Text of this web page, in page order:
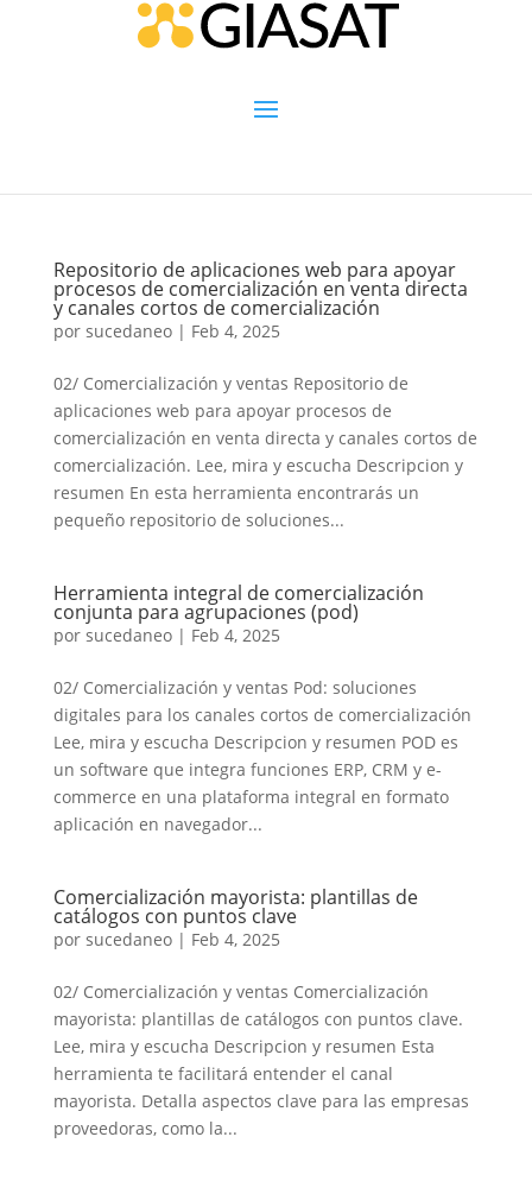
Repositorio de aplicaciones web para apoyar
procesos de comercialización en venta directa
y canales cortos de comercialización
por sucedaneo| Feb 4, 2025
02/ Comercialización y ventas Repositorio de
aplicaciones web para apoyar procesos de
comercialización en venta directa y canales cortos de
comercialización. Lee, mira y escucha Descripcion y
resumen En esta herramienta encontrarás un
pequeño repositorio de soluciones...
Herramienta integral de comercialización
conjunta para agrupaciones (pod)
por sucedaneo| Feb 4, 2025
02/ Comercialización y ventas Pod: soluciones
digitales para los canales cortos de comercialización
Lee, mira y escucha Descripcion y resumen POD es
un software que integra funciones ERP, CRM y e-
commerce en una plataforma integral en formato
aplicación en navegador...
Comercialización mayorista: plantillas de
catálogos con puntos clave
por sucedaneo| Feb 4, 2025
02/ Comercialización y ventas Comercialización
mayorista: plantillas de catálogos con puntos clave.
Lee, mira y escucha Descripcion y resumen Esta
herramienta te facilitará entender el canal
mayorista. Detalla aspectos clave para las empresas
proveedoras, como la...